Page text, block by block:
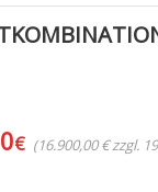
€ (16.900,00 € zzgl.